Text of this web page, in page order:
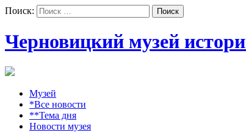
Поиск:
Черновицкий музей
Музей
*Все новости
**Тема дня
Новости музея